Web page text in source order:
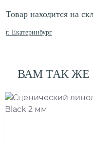
Товар находится на
г. Екатеринбург
ВАМ ТАК ЖЕ